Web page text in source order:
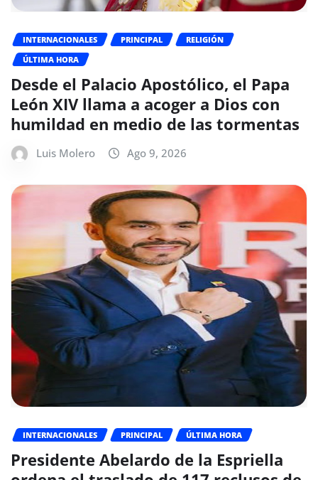
INTERNACIONALES PRINCIPAL
RELIGIÓN
ÚLTIMA HORA
Desde el Palacio Apostólico, el Papa
León XIV llama a acoger a Dios con
humildad en medio de las tormentas
Luis Molero Ago 9, 2026
INTERNACIONALES PRINCIPAL ÚLTIMA HORA
Presidente Abelardo de la Espriella